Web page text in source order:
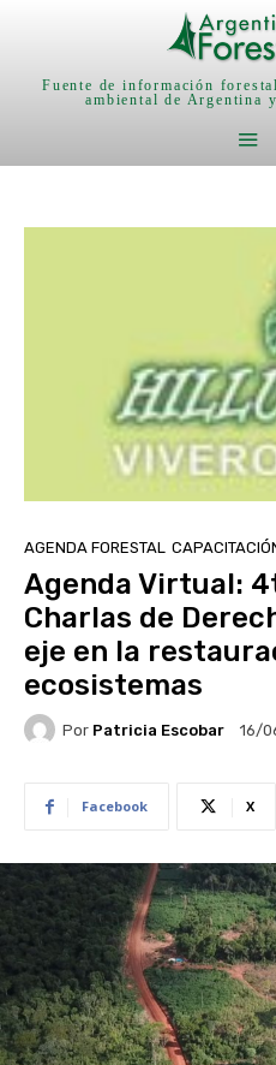
Fuente de información
ambiental de Argentina
AGENDA FORESTAL
Agenda Virtual:
Charlas de
eje en la
ecosistemas
Por Patricia Escobar 16/
Facebook X